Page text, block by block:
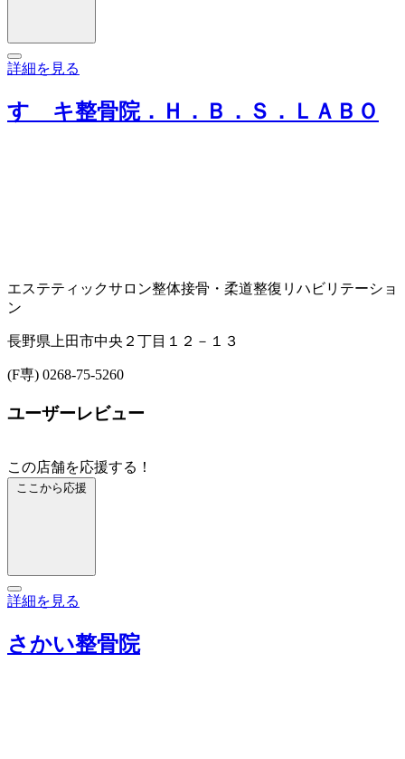
詳細を見る
すゞキ整骨院．Ｈ．Ｂ．Ｓ．ＬＡＢＯ
エステティックサロン整体接骨・柔道整復 リハビリテーショ
ン
長野県上田市中央２丁目１２－１３
(F専) 0268-75-5260
ユーザーレビュー
この店舗を応援する！
ここから応援
詳細を見る
さかい整骨院